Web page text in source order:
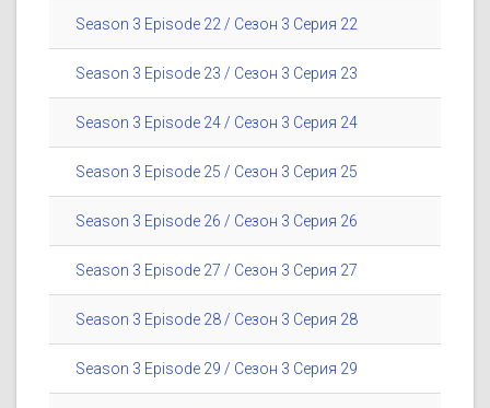
Season 3 Episode 22 / Сезон 3 Серия 22
Season 3 Episode 23 / Сезон 3 Серия 23
Season 3 Episode 24 / Сезон 3 Серия 24
Season 3 Episode 25 / Сезон 3 Серия 25
Season 3 Episode 26 / Сезон 3 Серия 26
Season 3 Episode 27 / Сезон 3 Серия 27
Season 3 Episode 28 / Сезон 3 Серия 28
Season 3 Episode 29 / Сезон 3 Серия 29